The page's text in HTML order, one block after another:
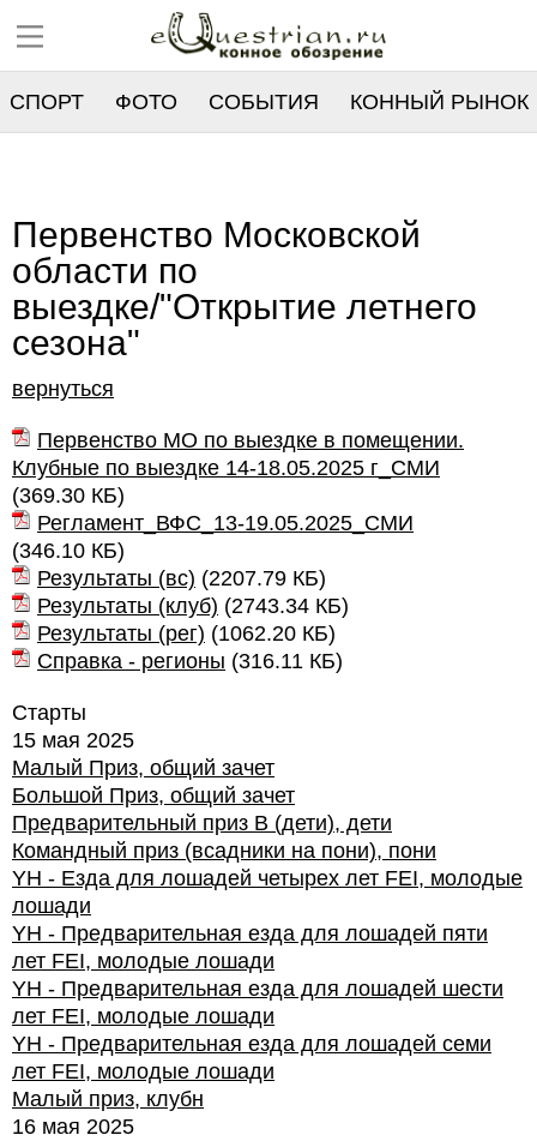
СПОРТ ФОТО СОБЫТИЯ КОННЫЙ РЫНОК
Первенство Московской
области по
выездке/"Открытие летнего
сезона"
вернуться
Первенство МО по выездке в помещении.
Клубные по выездке 14-18.05.2025 г_СМИ
(369.30 КБ)
Регламент_ВФС_13-19.05.2025_СМИ
(346.10 КБ)
Результаты (вс) (2207.79 КБ)
Результаты (клуб) (2743.34 КБ)
Результаты (рег) (1062.20 КБ)
Справка - регионы (316.11 КБ)
Старты
15 мая 2025
Малый Приз, общий зачет
Большой Приз, общий зачет
Предварительный приз В (дети), дети
Командный приз (всадники на пони), пони
YH - Езда для лошадей четырех лет FEI, молодые
лошади
YH - Предварительная езда для лошадей пяти
лет FEI, молодые лошади
YH - Предварительная езда для лошадей шести
лет FEI, молодые лошади
YH - Предварительная езда для лошадей семи
лет FEI, молодые лошади
Малый приз, клубн
16 мая 2025